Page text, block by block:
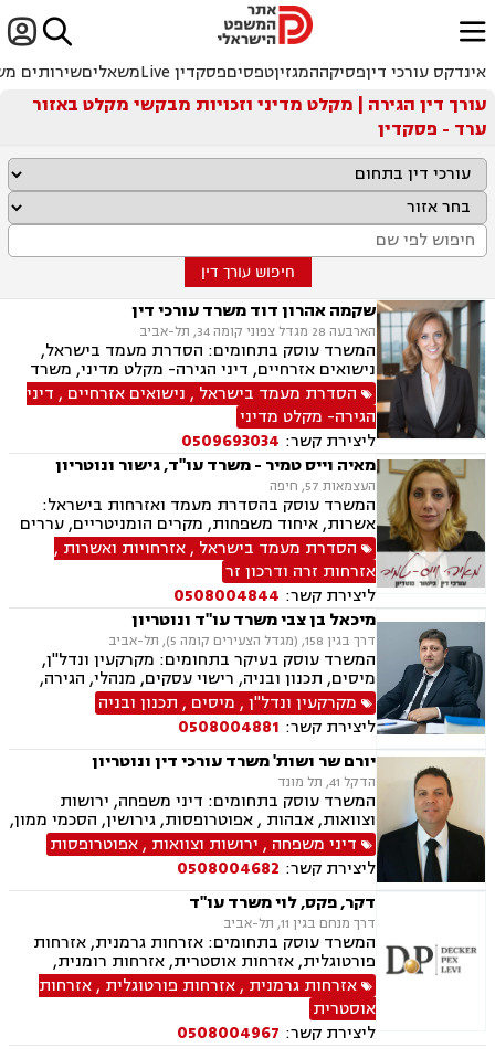

ﱐ
אינדקס עורכי דיןפסיקההמגזיןטפסיםפסקדין Live משאליםשירותים
עורך דין הגירה | מקלט מדיני וזכויות מבקשי מקלט באזור
ערד - פסקדין
חיפוש עורך דין
שקמה אהרון דוד משרד עורכי דין
הארבעה 28 מגדל צפוני קומה 34, תל-אביב
המשרד עוסק בתחומים: הסדרת מעמד בישראל,
נישואים אזרחיים, דיני הגירה- מקלט מדיני, משרד
הפנים, אזרחויות ואשרות, אשרות עבודה, דיני
עבודה, זכויות נשים בהריון, חוקתי מנהלי, מומחים
לדין הזר.
הסדרת מעמד בישראל , נישואים אזרחיים , דיני
הגירה- מקלט מדיני
ליצירת קשר: 0509693034
מאיה וייס טמיר - משרד עו"ד, גישור ונוטריון
העצמאות 57, חיפה
המשרד עוסק בהסדרת מעמד ואזרחות בישראל:
אשרות, איחוד משפחות, מקרים הומניטריים, עררים
לבית הדין לעררים ועתירות מנהליות מול רשות
האוכלוסין וההגירה, לצד נזיקין, ביטוח לאומי, נוטריון,
צוואות וייפוי כוח מתמשך.
הסדרת מעמד בישראל ,אזרחויות ואשרות ,
אזרחות זרה ודרכון זר
ליצירת קשר: 0508004844
מיכאל בן צבי משרד עו"ד ונוטריון
דרך בגין 158, (מגדל הצעירים קומה 5), תל-אביב
המשרד עוסק בעיקר בתחומים: מקרקעין ונדל"ן,
מיסים, תכנון ובניה, רישוי עסקים, מנהלי, הגירה,
אשרות משפט ימי, ירושות וצוואות, דיני משפחה.
מקרקעין ונדל"ן, מיסים , תכנון ובניה
ליצירת קשר: 0508004881
יורם שר ושות' משרד עורכי דין ונוטריון
הדקל 41, תל מונד
המשרד עוסק בתחומים: דיני משפחה, ירושות
וצוואות, אבהות , אפוטרופסות, גירושין, הסכמי ממון,
ידועים בציבור, מזונות, משמורת, אזרחויות ואשרות,
דיני הגירה, הסדרת מעמד בישראל.
דיני משפחה , ירושות וצוואות ,אפוטרופסות
ליצירת קשר: 0508004682
דקר, פקס, לוי משרד עו"ד
דרך מנחם בגין 11, תל-אביב
המשרד עוסק בתחומים: אזרחות גרמנית, אזרחות
פורטוגלית, אזרחות אוסטרית, אזרחות רומנית,
אזרחות בריטית, אזרחות ספרדית, אזרחות בולגרית,
אזרחות ליטאית, אזרחות צרפתית, אזרחות זרה, דיני
הגירה- מקלט מדיני , הגירה , משרד הפנים, דיני
משפחה, ייפוי כוח מתמשך, גירושין, חלוקת רכוש,
אזרחות גרמנית ,אזרחות פורטוגלית ,אזרחות
אוסטרית
ליצירת קשר: 0508004967